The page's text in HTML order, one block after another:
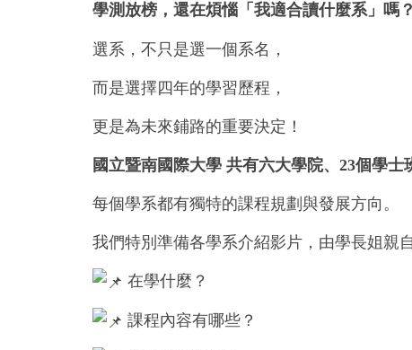
學測放榜，還在煩惱「我適合讀什麼系」嗎
選系，不只是選一個系名，
而是選擇四年的學習歷程，
更是為未來鋪路的重要決定！
國立暨南國際大學 共有六大學院、23個學士
每個學系都有獨特的課程規劃與發展方向。
我們特別準備各學系介紹影片，由學長姐親
在學什麼？
課程內容有哪些？